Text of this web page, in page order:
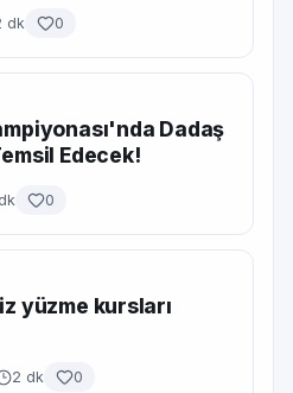
dk 0
Dadaş
Edecek!
0
yüzme kursları
2 dk 0